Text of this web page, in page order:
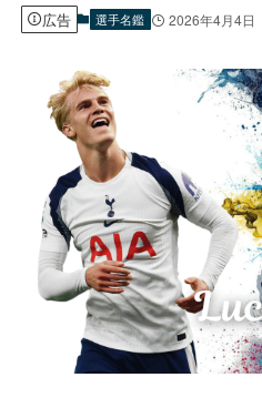
広告 選手名鑑 2026年4月4日